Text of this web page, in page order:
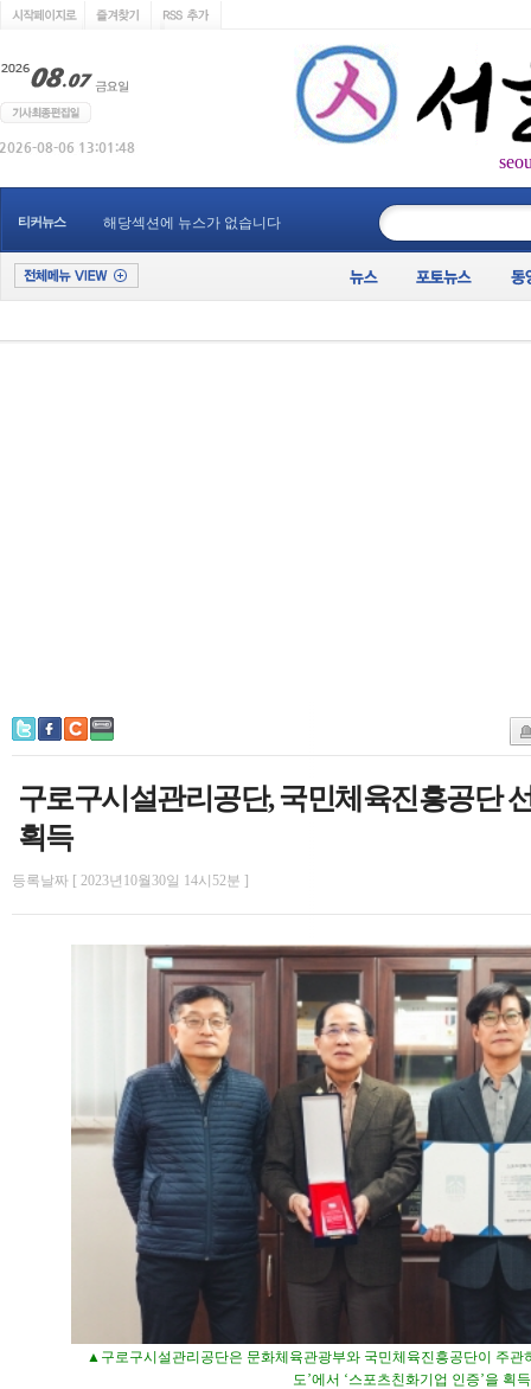
티커뉴스 해당섹션에 뉴스가 없습니다
구로구시설관리공단, 국민체육진흥공단
획득
등록날짜 [ 2023년10월30일 14시52분 ]
▲구로구시설관리공단은 문화체육관광부와 국민체육진흥공단이 주관
도’에서 ‘스포츠친화기업 인증’을 획